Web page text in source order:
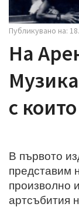
Публикувано на:
На
с
В първото
представим
произволно
артсъбития